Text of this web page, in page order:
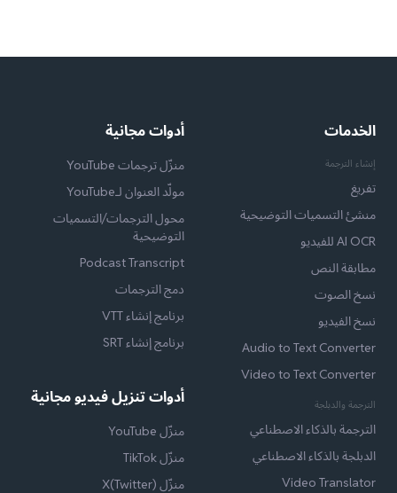
الخدمات
إنشاء الترجمة
تفريغ
منشئ التسميات التوضيحية
AI OCR للفيديو
مطابقة النص
نسخ الصوت
نسخ الفيديو
Audio to Text Converter
Video to Text Converter
الترجمة والدبلجة
الترجمة بالذكاء الاصطناعي
الدبلجة بالذكاء الاصطناعي
Video Translator
أدوات مجانية
منزّل ترجمات YouTube
مولّد العنوان لـYouTube
محول الترجمات/التسميات
التوضيحية
Podcast Transcript
دمج الترجمات
برنامج إنشاء VTT
برنامج إنشاء SRT
أدوات تنزيل فيديو مجانية
منزّل YouTube
منزّل TikTok
منزّل X(Twitter)